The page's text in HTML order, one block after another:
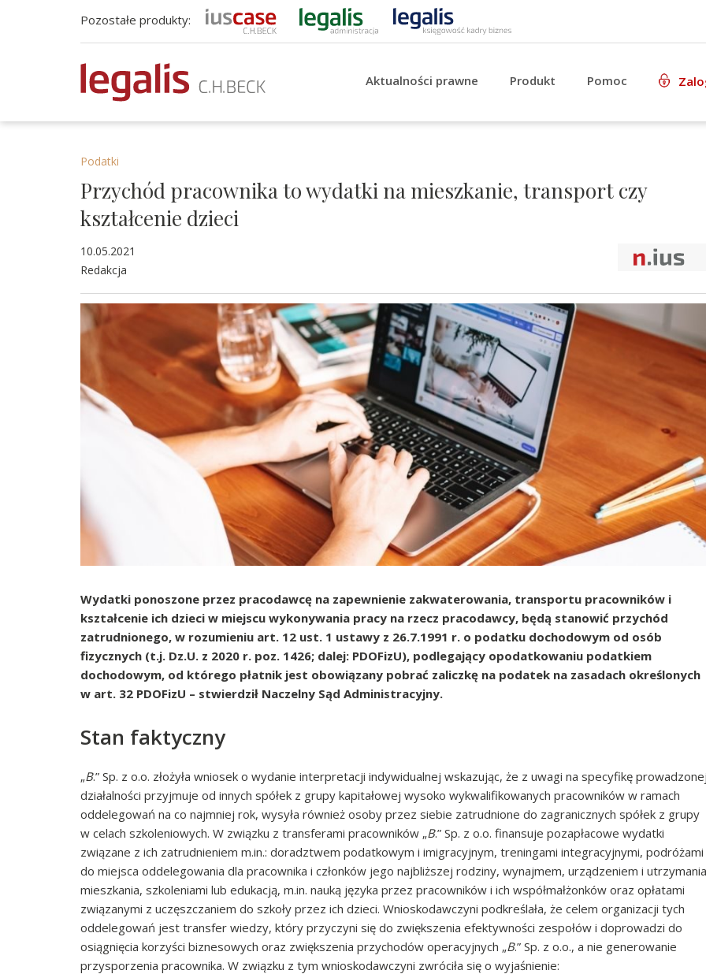
Pozostałe produkty:
Aktualności prawne Produkt Pomoc
Podatki
Przychód pracownika to wydatki na mieszkanie, transport czy
kształcenie dzieci
10.05.2021
Redakcja
Wydatki ponoszone przez pracodawcę na zapewnienie zakwaterowania, transportu pracowników i
kształcenie ich dzieci w miejscu wykonywania pracy na rzecz pracodawcy, będą stanowić przychód
zatrudnionego, w rozumieniu art. 12 ust. 1 ustawy z 26.7.1991 r. o podatku dochodowym od osób
fizycznych (t.j. Dz.U. z 2020 r. poz. 1426; dalej: PDOFizU), podlegający opodatkowaniu podatkiem
dochodowym, od którego płatnik jest obowiązany pobrać zaliczkę na podatek na zasadach określonych
w art. 32 PDOFizU – stwierdził Naczelny Sąd Administracyjny.
Stan faktyczny
„B.” Sp. z o.o. złożyła wniosek o wydanie interpretacji indywidualnej wskazując, że z uwagi na specyfikę
działalności przyjmuje od innych spółek z grupy kapitałowej wysoko wykwalifikowanych pracowników w ramach
oddelegowań na co najmniej rok, wysyła również osoby przez siebie zatrudnione do zagranicznych spółek z grupy
w celach szkoleniowych. W związku z transferami pracowników „B.” Sp. z o.o. finansuje pozapłacowe wydatki
związane z ich zatrudnieniem m.in.: doradztwem podatkowym i imigracyjnym, treningami integracyjnymi, podróżami
do miejsca oddelegowania dla pracownika i członków jego najbliższej rodziny, wynajmem, urządzeniem i utrzymania
mieszkania, szkoleniami lub edukacją, m.in. nauką języka przez pracowników i ich współmałżonków oraz opłatami
związanymi z uczęszczaniem do szkoły przez ich dzieci. Wnioskodawczyni podkreślała, że celem organizacji tych
oddelegowań jest transfer wiedzy, który przyczyni się do zwiększenia efektywności zespołów i doprowadzi do
osiągnięcia korzyści biznesowych oraz zwiększenia przychodów operacyjnych „B.” Sp. z o.o., a nie generowanie
przysporzenia pracownika. W związku z tym wnioskodawczyni zwróciła się o wyjaśnienie: